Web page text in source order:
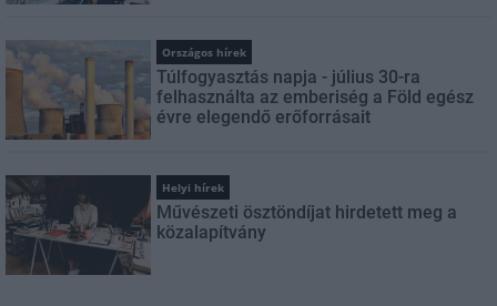
Országos hírek
Túlfogyasztás napja - július 30-ra
felhasználta az emberiség a Föld egész
évre elegendő erőforrásait
Helyi hírek
Művészeti ösztöndíjat hirdetett meg a
közalapítvány